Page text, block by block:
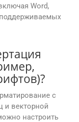
Word,
с
и векторной
настроить